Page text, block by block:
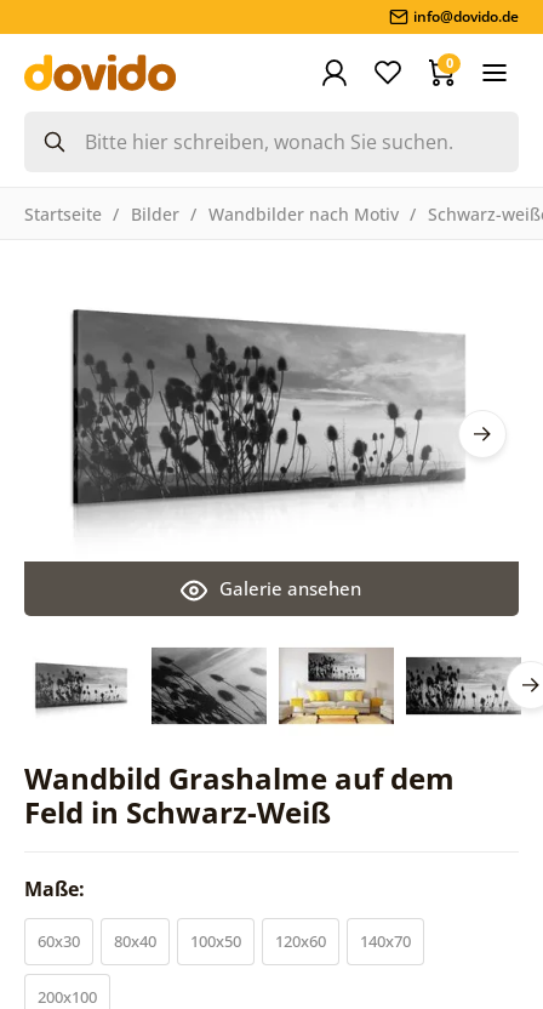
info@dovido.de
0
Startseite Bilder Wandbilder nach Motiv Schwarz-
Wandbild Grashalme auf dem
Feld in Schwarz-Weiß
Galerie ansehen
Maße:
60x30 80x40 100x50 120x60 140x70
200x100